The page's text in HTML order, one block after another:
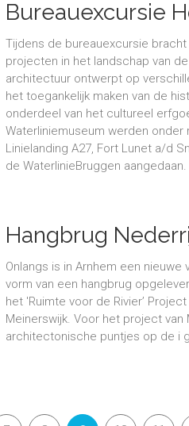
Bureauexcursie
Tijdens de bureauexcursie
projecten in het landschap van
architectuur ontwerpt op
het toegankelijk maken van de
onderdeel van het cultureel
Waterliniemuseum werden
Linielanding A27, Fort Lunet a/d
de WaterlinieBruggen aangedaan.
Hangbrug
Onlangs is in Arnhem een
vorm van een hangbrug
het 'Ruimte voor de Rivier’
Meinerswijk. Voor het project
architectonische puntjes op de i